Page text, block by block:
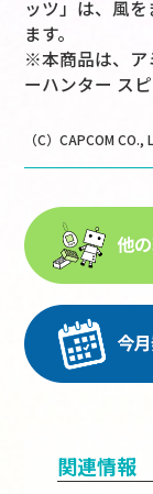
ッツ」は、風
ます。
※本商品は、ア
ーハンター ス
（C）CAPCOM CO.,
関連情報